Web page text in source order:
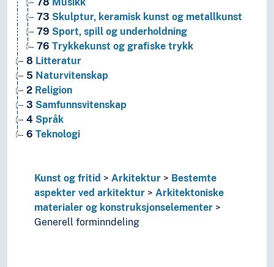
78 Musikk
73 Skulptur, keramisk kunst og metallkunst
79 Sport, spill og underholdning
76 Trykkekunst og grafiske trykk
8 Litteratur
5 Naturvitenskap
2 Religion
3 Samfunnsvitenskap
4 Språk
6 Teknologi
Kunst og fritid Arkitektur
Bestemte
aspekter ved arkitektur
Arkitektoniske
materialer og konstruksjonselementer
Generell forminndeling